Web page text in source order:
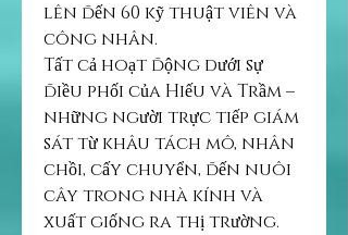
lên đến 60 kỹ thuật viên và
công nhân.
Tất cả hoạt động dưới sự
điều phối của Hiếu và Trầm –
những người trực tiếp giám
sát từ khâu tách mô, nhân
chồi, cấy chuyển, đến nuôi
cây trong nhà kính và
xuất giống ra thị trường.